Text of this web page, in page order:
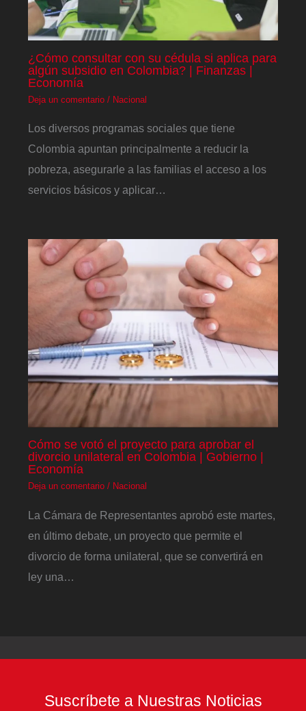
¿Cómo consultar con su cédula si aplica para
algún subsidio en Colombia? | Finanzas |
Economía
Deja un comentario / Nacional
Los diversos programas sociales que tiene
Colombia apuntan principalmente a reducir la
pobreza, asegurarle a las familias el acceso a los
servicios básicos y aplicar…
Cómo se votó el proyecto para aprobar el
divorcio unilateral en Colombia | Gobierno |
Economía
Deja un comentario / Nacional
La Cámara de Representantes aprobó este martes,
en último debate, un proyecto que permite el
divorcio de forma unilateral, que se convertirá en
ley una…
Suscríbete a Nuestras Noticias